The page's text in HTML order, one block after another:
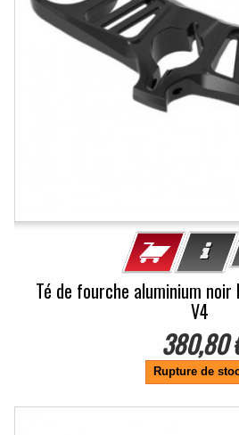
Té de fourche aluminium noir
V4
380,80
Rupture de